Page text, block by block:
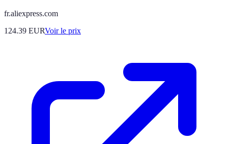
fr.aliexpress.com
124.39 EURVoir le prix